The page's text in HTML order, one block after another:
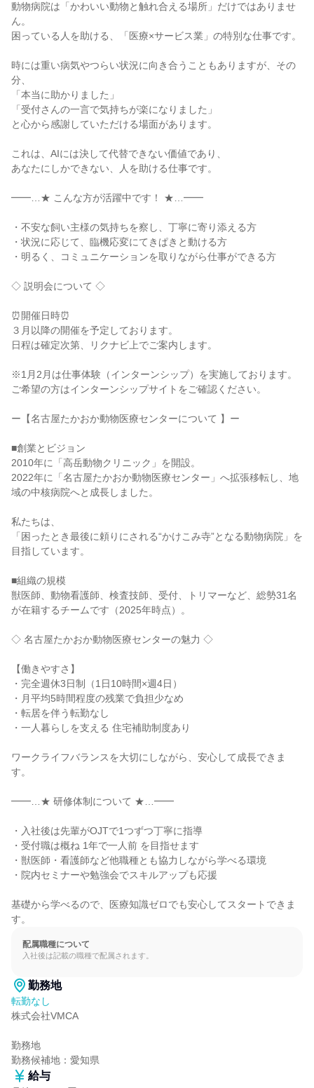
動物病院は「かわいい動物と触れ合える場所」だけではありませ
ん。
困っている人を助ける、「医療×サービス業」の特別な仕事です。
時には重い病気やつらい状況に向き合うこともありますが、その
分、
「本当に助かりました」
「受付さんの一言で気持ちが楽になりました」
と心から感謝していただける場面があります。
これは、AIには決して代替できない価値であり、
あなたにしかできない、人を助ける仕事です。
━━…★ こんな方が活躍中です！ ★…━━
・不安な飼い主様の気持ちを察し、丁寧に寄り添える方
・状況に応じて、臨機応変にてきぱきと動ける方
・明るく、コミュニケーションを取りながら仕事ができる方
◇ 説明会について ◇
⏰開催日時⏰
３月以降の開催を予定しております。
日程は確定次第、リクナビ上でご案内します。
※1月2月は仕事体験（インターンシップ）を実施しております。
ご希望の方はインターンシップサイトをご確認ください。
ー【名古屋たかおか動物医療センターについて 】ー
■創業とビジョン
2010年に「高岳動物クリニック」を開設。
2022年に「名古屋たかおか動物医療センター」へ拡張移転し、地
域の中核病院へと成長しました。
私たちは、
「困ったとき最後に頼りにされる“かけこみ寺”となる動物病院」を
目指しています。
■組織の規模
獣医師、動物看護師、検査技師、受付、トリマーなど、総勢31名
が在籍するチームです（2025年時点）。
◇ 名古屋たかおか動物医療センターの魅力 ◇
【働きやすさ】
・完全週休3日制（1日10時間×週4日）
・月平均5時間程度の残業で負担少なめ
・転居を伴う転勤なし
・一人暮らしを支える 住宅補助制度あり
ワークライフバランスを大切にしながら、安心して成長できま
す。
━━…★ 研修体制について ★…━━
・入社後は先輩がOJTで1つずつ丁寧に指導
・受付職は概ね 1年で一人前 を目指せます
・獣医師・看護師など他職種とも協力しながら学べる環境
・院内セミナーや勉強会でスキルアップも応援
基礎から学べるので、医療知識ゼロでも安心してスタートできま
す。
配属職種について
入社後は記載の職種で配属されます。
勤務地
転勤なし
株式会社VMCA
勤務地
勤務候補地：愛知県
給与